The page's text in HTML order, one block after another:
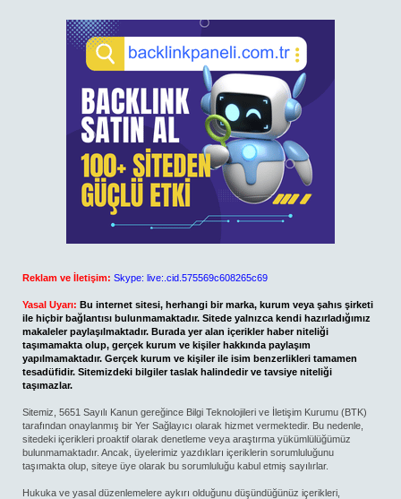
Reklam ve İletişim: Skype: live:.cid.575569c608265c69
Yasal Uyarı: Bu internet sitesi, herhangi bir marka, kurum veya şahıs şirketi
ile hiçbir bağlantısı bulunmamaktadır. Sitede yalnızca kendi hazırladığımız
makaleler paylaşılmaktadır. Burada yer alan içerikler haber niteliği
taşımamakta olup, gerçek kurum ve kişiler hakkında paylaşım
yapılmamaktadır. Gerçek kurum ve kişiler ile isim benzerlikleri tamamen
tesadüfidir. Sitemizdeki bilgiler taslak halindedir ve tavsiye niteliği
taşımazlar.
Sitemiz, 5651 Sayılı Kanun gereğince Bilgi Teknolojileri ve İletişim Kurumu (BTK)
tarafından onaylanmış bir Yer Sağlayıcı olarak hizmet vermektedir. Bu nedenle,
sitedeki içerikleri proaktif olarak denetleme veya araştırma yükümlülüğümüz
bulunmamaktadır. Ancak, üyelerimiz yazdıkları içeriklerin sorumluluğunu
taşımakta olup, siteye üye olarak bu sorumluluğu kabul etmiş sayılırlar.
Hukuka ve yasal düzenlemelere aykırı olduğunu düşündüğünüz içerikleri,